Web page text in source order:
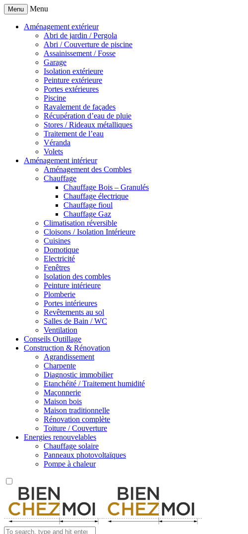
Menu Menu
Aménagement extérieur
Abri de jardin / Pergola
Abri / Couverture de piscine
Assainissement / Fosse
Garage
Isolation extérieure
Peinture extérieure
Portes extérieures
Piscine
Ravalement de façades
Récupération d’eau de pluie
Stores / Rideaux métalliques
Traitement de l’eau
Véranda
Volets
Aménagement intérieur
Aménagement des Combles
Chauffage
Chauffage Bois – Granulés
Chauffage électrique
Chauffage fioul
Chauffage Gaz
Climatisation réversible
Cloisons / Isolation Intérieure
Cuisines
Domotique
Electricité
Fenêtres
Isolation des combles
Peinture intérieure
Plomberie
Portes intérieures
Revêtements au sol
Salles de Bain / WC
Ventilation
Conseils Outillage
Construction & Rénovation
Agrandissement
Charpente
Diagnostic immobilier
Etanchéité / Traitement humidité
Maçonnerie
Maison bois
Maison traditionnelle
Rénovation complète
Toiture / Couverture
Energies renouvelables
Chauffage solaire
Panneaux photovoltaïques
Pompe à chaleur